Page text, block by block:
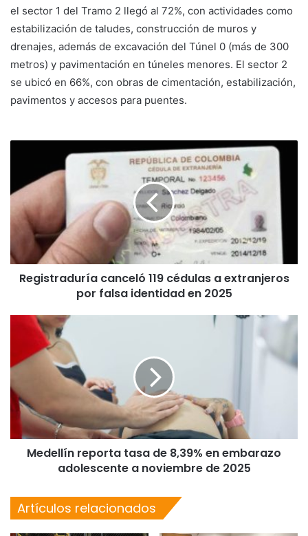
el sector 1 del Tramo 2 llegó al 72%, con actividades como
estabilización de taludes, construcción de muros y
drenajes, además de excavación del Túnel 0 (más de 300
metros) y pavimentación en túneles menores. El sector 2
se ubicó en 66%, con obras de cimentación, estabilización,
pavimentos y accesos para puentes.
Registraduría canceló 119 cédulas a extranjeros
por falsa identidad en 2025
Medellín reporta tasa de 8,39% en embarazo
adolescente a noviembre de 2025
Artículos relacionados